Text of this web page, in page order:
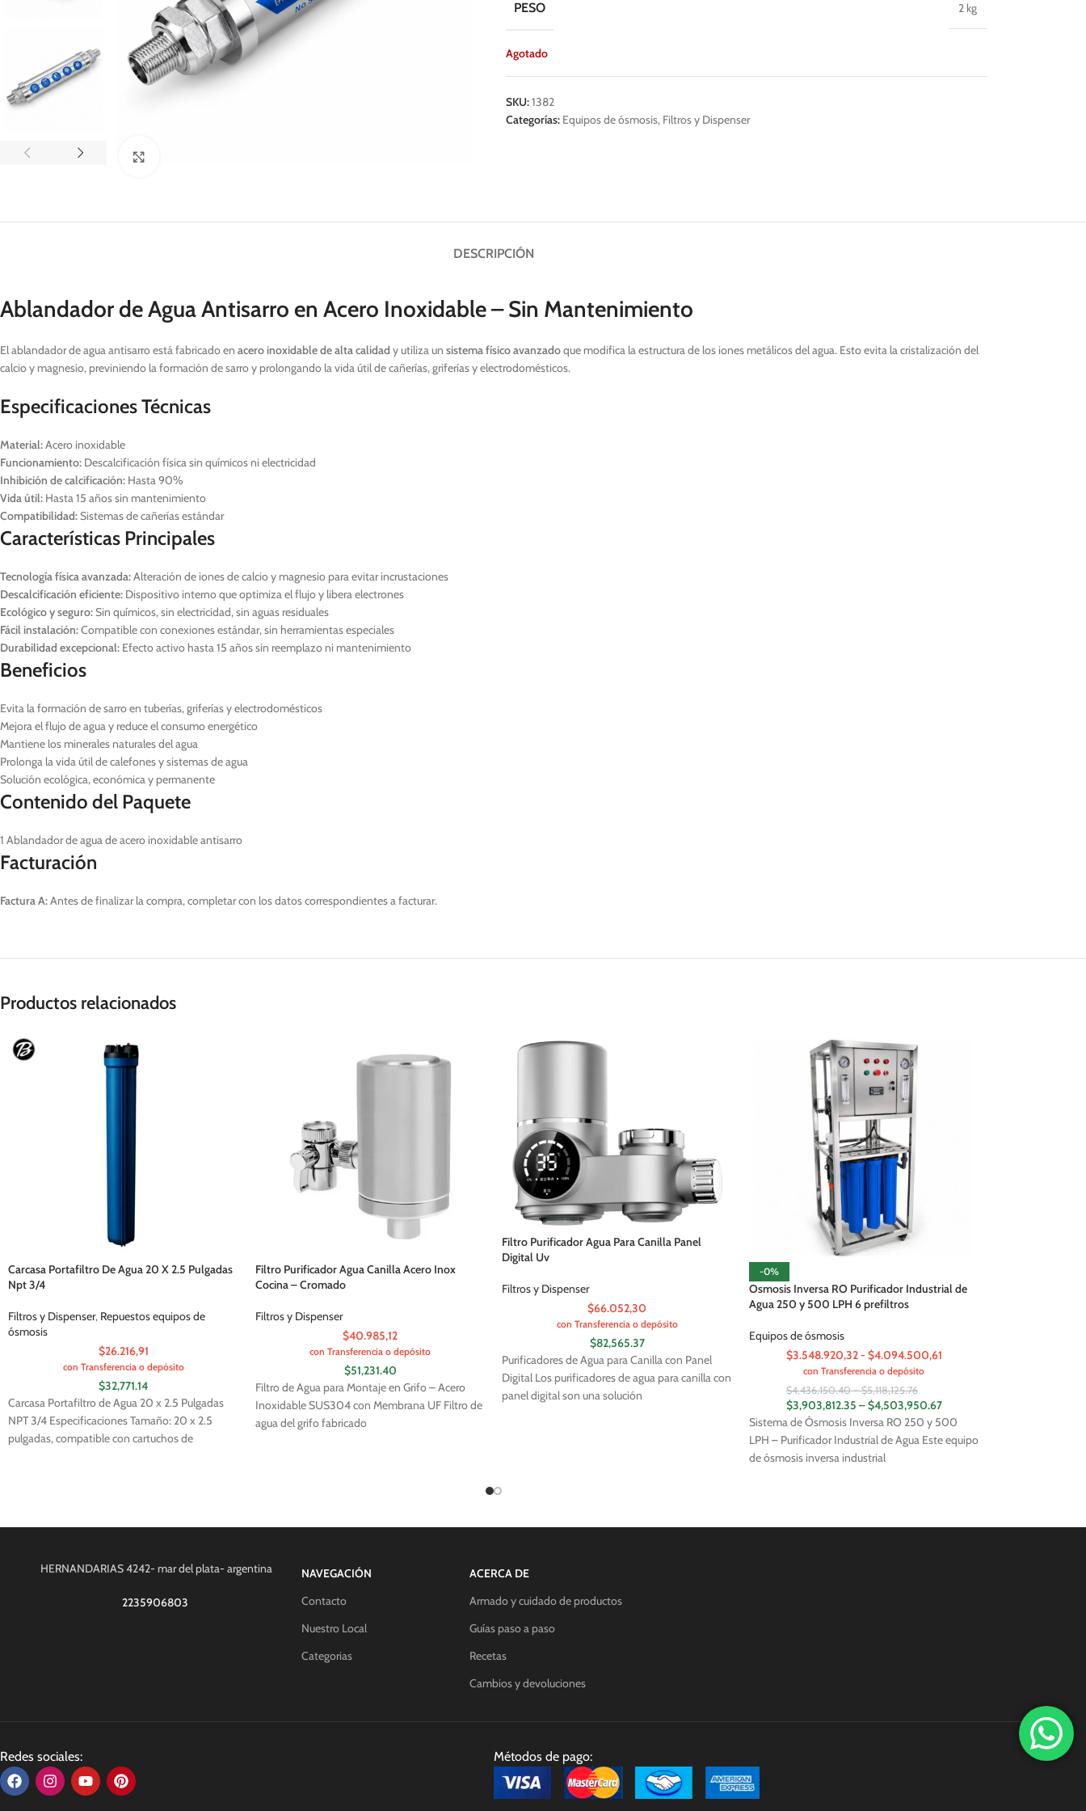
PESO 2 kg
Agotado
SKU:1382
Categorías: Equipos de ósmosis, Filtros y Dispenser
DESCRIPCIÓN
Ablandador de Agua Antisarro en Acero Inoxidable – Sin Mantenimiento
El ablandador de agua antisarro está fabricado en acero inoxidable de alta calidad y utiliza un sistema físico avanzadoque modifica la estructura de los iones metálicos del agua. Esto evita la cristalización del
calcio y magnesio, previniendo la formación de sarro y prolongando la vida útil de cañerías, griferías y electrodomésticos.
Especificaciones Técnicas
Material:Acero inoxidable
Funcionamiento: Descalcificación física sin químicos ni electricidad
Inhibición de calcificación: Hasta 90%
Vida útil: Hasta 15 años sin mantenimiento
Compatibilidad:Sistemas de cañerías estándar
Características Principales
Tecnología física avanzada:Alteración de iones de calcio y magnesio para evitar incrustaciones
Descalcificación eficiente: Dispositivo interno que optimiza el flujo y libera electrones
Ecológico y seguro:Sin químicos, sin electricidad, sin aguas residuales
Fácil instalación:Compatible con conexiones estándar, sin herramientas especiales
Durabilidad excepcional: Efecto activo hasta 15 años sin reemplazo ni mantenimiento
Beneficios
Evita la formación de sarro en tuberías, griferías y electrodomésticos
Mejora el flujo de agua y reduce el consumo energético
Mantiene los minerales naturales del agua
Prolonga la vida útil de calefones y sistemas de agua
Solución ecológica, económica y permanente
Contenido del Paquete
1 Ablandador de agua de acero inoxidable antisarro
Facturación
Factura A:Antes de finalizar la compra, completar con los datos correspondientes a facturar.
Productos relacionados
Carcasa Portafiltro De Agua 20 X 2.5 Pulgadas
Npt 3/4
Filtros y Dispenser, Repuestos equipos de
ósmosis
$26.216,91
con Transferencia o depósito
$32,771.14
Carcasa Portafiltro de Agua 20 x 2.5 Pulgadas
NPT 3/4 Especificaciones Tamaño: 20 x 2.5
pulgadas, compatible con cartuchos de
Filtro Purificador Agua Canilla Acero Inox
Cocina – Cromado
Filtros y Dispenser
$40.985,12
con Transferencia o depósito
$51,231.40
Filtro de Agua para Montaje en Grifo – Acero
Inoxidable SUS304 con Membrana UF Filtro de
agua del grifo fabricado
Filtro Purificador Agua Para Canilla Panel
Digital Uv
Filtros y Dispenser
$66.052,30
con Transferencia o depósito
$82,565.37
Purificadores de Agua para Canilla con Panel
Digital Los purificadores de agua para canilla con
panel digital son una solución
-0%
Osmosis Inversa RO Purificador Industrial de
Agua 250 y 500 LPH 6 prefiltros
Equipos de ósmosis
$3.548.920,32 - $4.094.500,61
con Transferencia o depósito
$4,436,150.40 – $5,118,125.76
$3,903,812.35 –$4,503,950.67
Sistema de Ósmosis Inversa RO 250 y 500
LPH – Purificador Industrial de Agua Este equipo
de ósmosis inversa industrial
HERNANDARIAS 4242- mar del plata- argentina
2235906803
NAVEGACIÓN
Contacto
Nuestro Local
Categorias
ACERCA DE
Armado y cuidado de productos
Guías paso a paso
Recetas
Cambios y devoluciones
Redes sociales: Métodos de pago: